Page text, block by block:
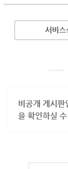
서비스
비공개 게시판
을 확인하실